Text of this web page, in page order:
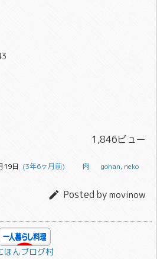
1,846ビュー
19日
  (3年6ヶ月前)
肉 gohan, neko
 Posted bymovinow
ほんブログ村